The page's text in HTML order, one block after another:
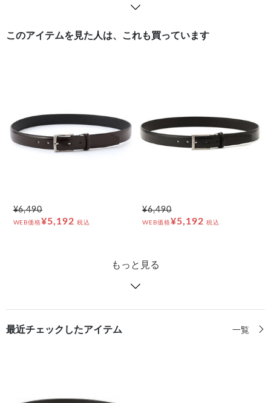
このアイテムを見た人は、これも買っています
¥6,490
WEB価格¥5,192 税込
¥6,490
WEB価格¥5,192 税込
もっと見る
最近チェックしたアイテム 一覧